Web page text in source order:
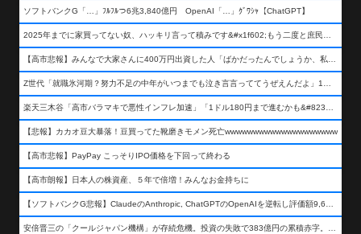
ソフトバンクG「…」ﾌﾙﾌﾙつ6兆3,840億円 OpenAI「…」ｸﾞﾜｼｬ【ChatGPT】
2025年までに家買ってない奴、ハッキリ言って積みです&#x1f602;もう二度と庶民が買える値段になりません&#x1f602;&#x1f602;&#x1f602;
【高市悲報】みんなで大家さんに400万円出資した人「ばかだったんでしょうか、私は&#x1f622;」
Z世代「就職氷河期？努力不足の中年がいつまでも泣き言言っててうぜえんだよ」1万いいね
楽天三木谷「高市バラマキで悪性インフレ加速」「1ドル180円まで進むかも&#8230;もう看過できない」
【悲報】カカオ豆大暴落！豆買ってた靴磨きモメン死亡wwwwwwwwwwwwwwwwwwww
【高市悲報】PayPay こっそりIPO価格を下回って終わる
【高市朗報】日本人の株資産、５年で倍増！みんなお金持ちに
【ソフトバンクG悲報】ClaudeのAnthropic, ChatGPTのOpenAIを逆転し評価額9,650億ドル (約154兆円) の世界一価値あるAI企業に……
安倍晋三の「クールジャパン機構」が存続危機。投資の失敗で383億円の累積赤字。2025年度決算も大赤字の可能性。責任の所在はウヤムヤ